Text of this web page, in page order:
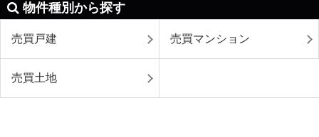
物件種別から探す
売買戸建 売買マンション
売買土地